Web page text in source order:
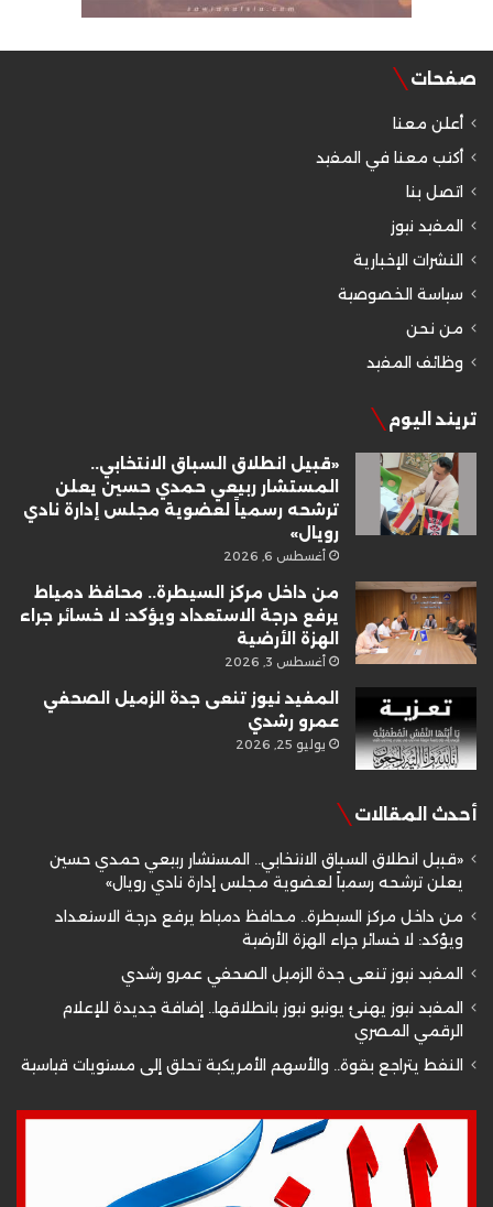
صفحات
أعلن معنا
أكتب معنا في المفيد
اتصل بنا
المفيد نيوز
النشرات الإخبارية
سياسة الخصوصية
من نحن
وظائف المفيد
تريند اليوم
«قبيل انطلاق السباق الانتخابي..
المستشار ربيعي حمدي حسين يعلن
ترشحه رسمياً لعضوية مجلس إدارة نادي
رويال»
أغسطس 6, 2026
من داخل مركز السيطرة.. محافظ دمياط
يرفع درجة الاستعداد ويؤكد: لا خسائر جراء
الهزة الأرضية
أغسطس 3, 2026
المفيد نيوز تنعى جدة الزميل الصحفي
عمرو رشدي
يوليو 25, 2026
أحدث المقالات
«قبيل انطلاق السباق الانتخابي.. المستشار ربيعي حمدي حسين
يعلن ترشحه رسمياً لعضوية مجلس إدارة نادي رويال»
من داخل مركز السيطرة.. محافظ دمياط يرفع درجة الاستعداد
ويؤكد: لا خسائر جراء الهزة الأرضية
المفيد نيوز تنعى جدة الزميل الصحفي عمرو رشدي
المفيد نيوز يهنئ يونيو نيوز بانطلاقها.. إضافة جديدة للإعلام
الرقمي المصري
النفط يتراجع بقوة.. والأسهم الأمريكية تحلق إلى مستويات قياسية